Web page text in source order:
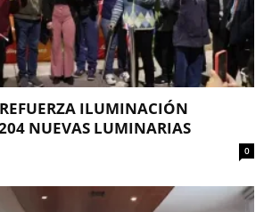
ILUMINACIÓN
NUEVAS LUMINARIAS
0